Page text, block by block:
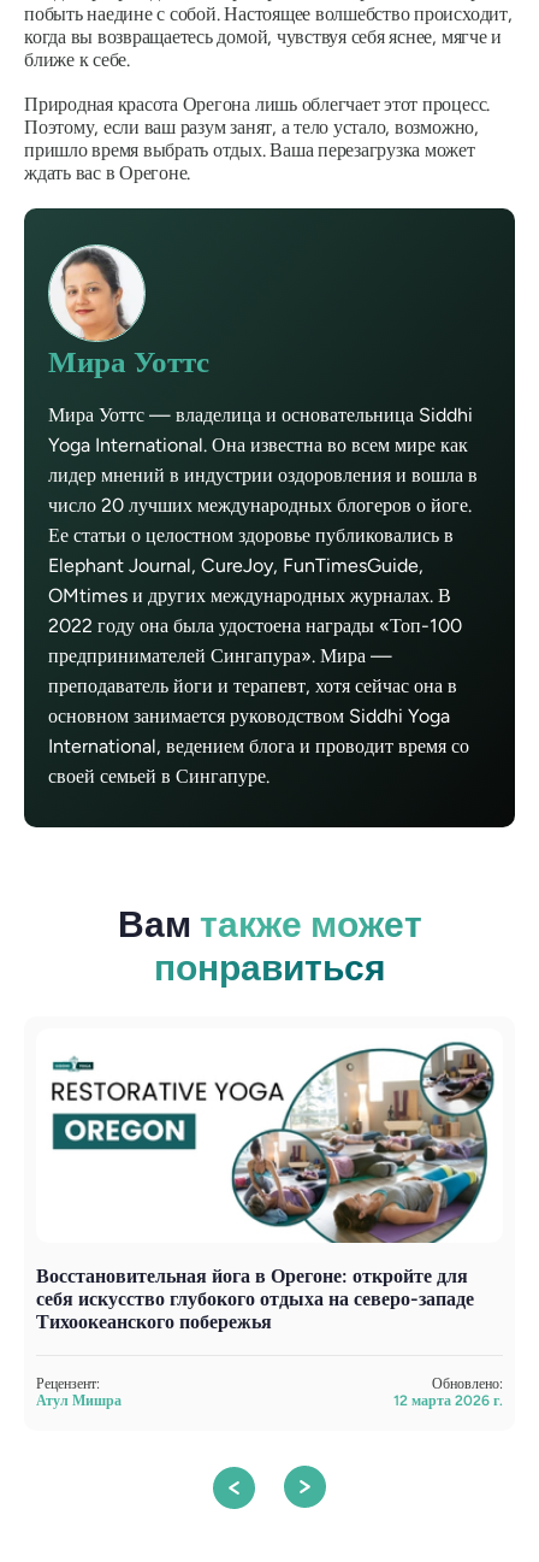
побыть наедине с собой. Настоящее волшебство происходит,
когда вы возвращаетесь домой, чувствуя себя яснее, мягче и
ближе к себе.
Природная красота Орегона лишь облегчает этот процесс.
Поэтому, если ваш разум занят, а тело устало, возможно,
пришло время выбрать отдых. Ваша перезагрузка может
ждать вас в Орегоне.
Мира Уоттс
Мира Уоттс — владелица и основательница Siddhi
Yoga International. Она известна во всем мире как
лидер мнений в индустрии оздоровления и вошла в
число 20 лучших международных блогеров о йоге.
Ее статьи о целостном здоровье публиковались в
Elephant Journal, CureJoy, FunTimesGuide,
OMtimes и других международных журналах. В
2022 году она была удостоена награды «Топ-100
предпринимателей Сингапура». Мира —
преподаватель йоги и терапевт, хотя сейчас она в
основном занимается руководством Siddhi Yoga
International, ведением блога и проводит время со
своей семьей в Сингапуре.
Вам также может
понравиться
Восстановительная йога в Орегоне: откройте для
себя искусство глубокого отдыха на северо-западе
Тихоокеанского побережья
Рецензент:
Атул Мишра
Обновлено:
12 марта 2026 г.